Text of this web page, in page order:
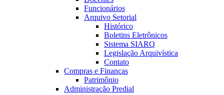
Funcionários
Arquivo Setorial
Histórico
Boletins Eletrônicos
Sistema SIARQ
Legislação Arquivística
Contato
Compras e Finanças
Patrimônio
Administração Predial